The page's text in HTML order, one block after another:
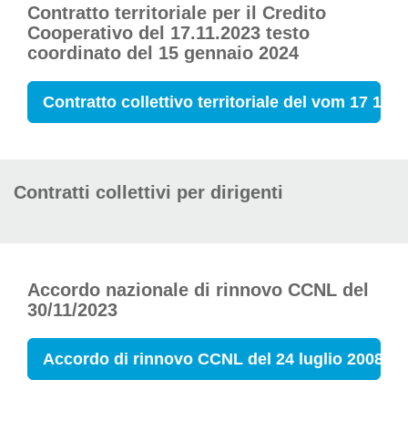
Contratto territoriale per il Credito
Cooperativo del 17.11.2023 testo
coordinato del 15 gennaio 2024
Contratto collettivo territoriale del vom 17 11
Contratti collettivi per dirigenti
Accordo nazionale di rinnovo CCNL del
30/11/2023
Accordo di rinnovo CCNL del 24 luglio 2008